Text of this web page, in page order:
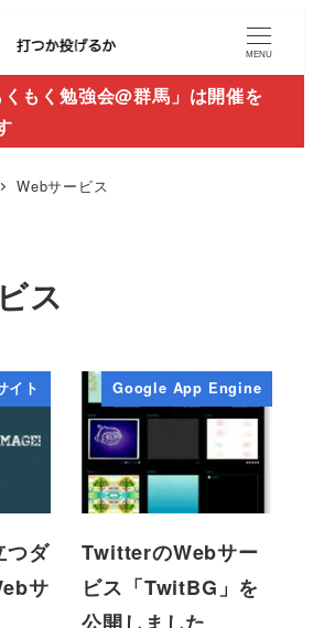
MENU
もく勉強会@群馬」は開催を
Webサービス
ス
イト
つダ
サ
Google App Engine
TwitterのWebサー
ビス「TwitBG」を